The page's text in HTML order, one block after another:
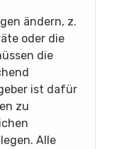
ändern, z.
oder die
die
ist dafür
zu
Alle